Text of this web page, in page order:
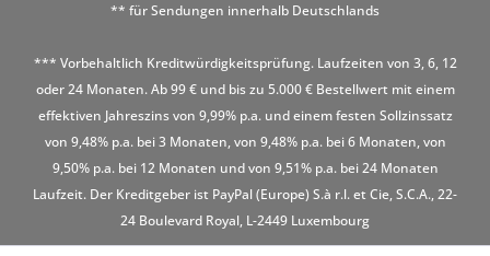
** für Sendungen innerhalb Deutschlands
*** Vorbehaltlich Kreditwürdigkeitsprüfung. Laufzeiten von 3, 6, 12
oder 24 Monaten. Ab 99 € und bis zu 5.000 € Bestellwert mit einem
effektiven Jahreszins von 9,99% p.a. und einem festen Sollzinssatz
von 9,48% p.a. bei 3 Monaten, von 9,48% p.a. bei 6 Monaten, von
9,50% p.a. bei 12 Monaten und von 9,51% p.a. bei 24 Monaten
Laufzeit. Der Kreditgeber ist PayPal (Europe) S.à r.l. et Cie, S.C.A., 22-
24 Boulevard Royal, L-2449 Luxembourg